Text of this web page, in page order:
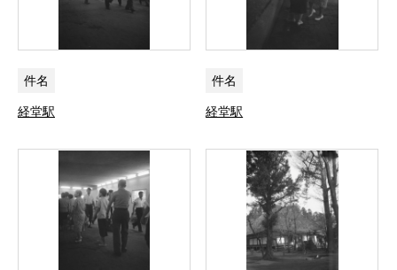
件名
経堂駅
件名
経堂駅